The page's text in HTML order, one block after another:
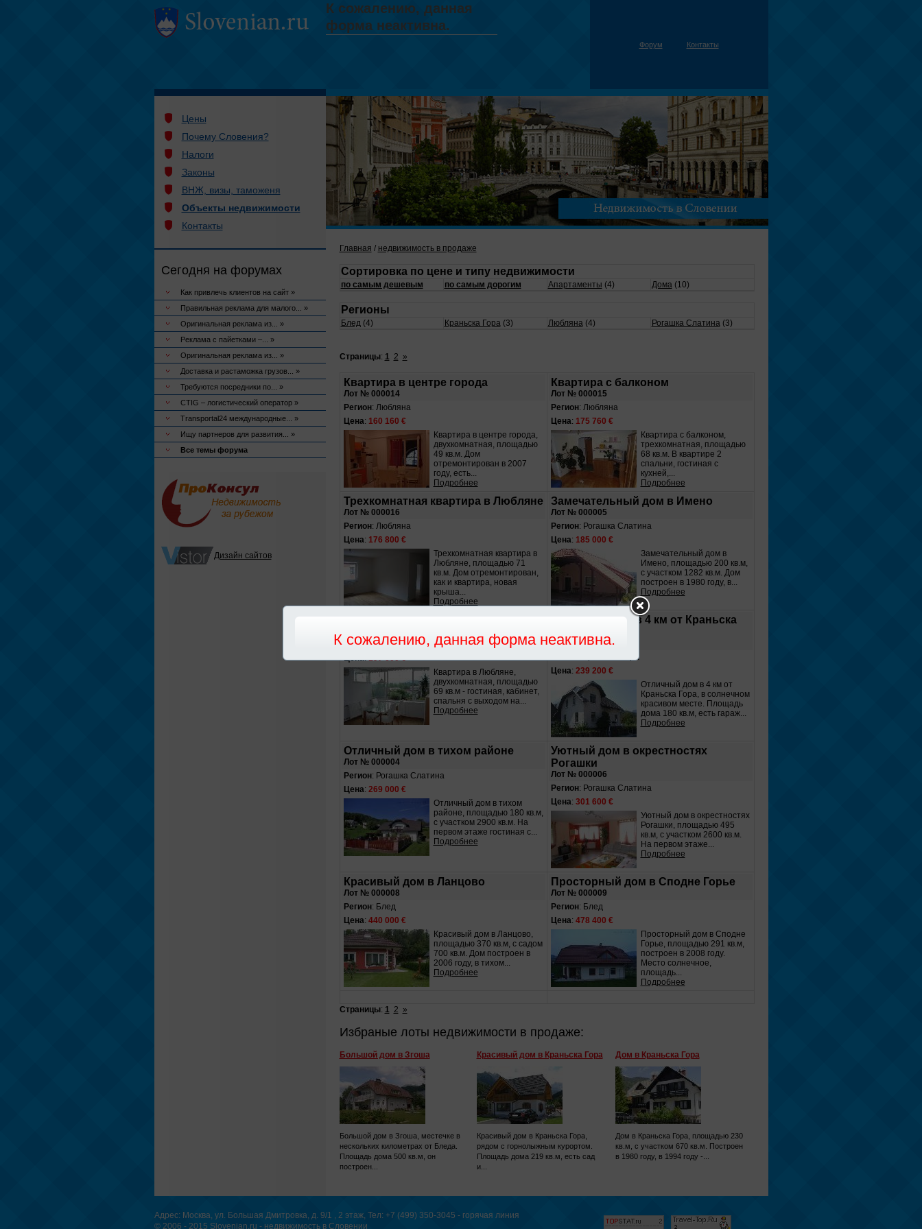
Форум Контакты
Цены
Почему Словения?
Налоги
Законы
ВНЖ, визы, таможеня
Объекты недвижимости
Контакты
Сегодня на форумах
Как привлечь клиентов на сайт »
Правильная реклама для малого... »
Оригинальная реклама из... »
Реклама с пайетками –... »
Оригинальная реклама из... »
Доставка и растаможка грузов... »
Требуются посредники по... »
CTIG – логистический оператор »
Transportal24 международные... »
Ищу партнеров для развития... »
Все темы форума
Дизайн сайтов
Главная / недвижимость в продаже
Сортировка по цене и типу недвижимости
по самым дешевым по самым дорогим Апартаменты (4) Дома(10)
Регионы
Блед(4) Краньска Гора(3) Любляна(4) Рогашка Слатина(3)
Страницы: 1 2 »
Квартира в центре города
Лот № 000014
Регион: Любляна
Цена: 160 160 €
Квартира в центре города,
двухкомнатная, площадью
49 кв.м. Дом
отремонтирован в 2007
году, есть...
Подробнее
Квартира с балконом
Лот № 000015
Регион: Любляна
Цена: 175 760 €
Квартира с балконом,
трехкомнатная, площадью
68 кв.м. В квартире 2
спальни, гостиная с
кухней,...
Подробнее
Трехкомнатная квартира в Любляне
Лот № 000016
Регион: Любляна
Цена: 176 800 €
Трехкомнатная квартира в
Любляне, площадью 71
кв.м. Дом отремонтирован,
как и квартира, новая
крыша...
Подробнее
Замечательный дом в Имено
Лот № 000005
Регион: Рогашка Слатина
Цена: 185 000 €
Замечательный дом в
Имено, площадью 200 кв.м,
с участком 1282 кв.м. Дом
построен в 1980 году, в...
Подробнее
Регион: Любляна
Цена:197 600 €
Квартира в Любляне,
двухкомнатная, площадью
69 кв.м - гостиная, кабинет,
спальня с выходом на...
Подробнее
Отличный дом в 4 км от Краньска
Лот № 000013
: Краньска Гора
Цена: 239 200 €
Отличный дом в 4 км от
Краньска Гора, в солнечном
красивом месте. Площадь
дома 180 кв.м, есть гараж...
Подробнее
Отличный дом в тихом районе
Лот № 000004
Регион: Рогашка Слатина
Цена: 269 000 €
Отличный дом в тихом
районе, площадью 180 кв.м,
с участком 2900 кв.м. На
первом этаже гостиная с...
Подробнее
Уютный дом в окрестностях
Рогашки
Лот № 000006
Регион: Рогашка Слатина
Цена: 301 600 €
Уютный дом в окрестностях
Рогашки, площадью 495
кв.м, с участком 2600 кв.м.
Нa первом этаже...
Подробнее
Красивый дом в Ланцово
Лот № 000008
Регион: Блед
Цена: 440 000 €
Красивый дом в Ланцово,
площадью 370 кв.м, с садом
700 кв.м. Дом построен в
2006 году, в тихом...
Подробнее
Просторный дом в Сподне Горье
Лот № 000009
Регион: Блед
Цена: 478 400 €
Просторный дом в Сподне
Горье, площадью 291 кв.м,
построен в 2008 году.
Место солнечное,
площадь...
Подробнее
Страницы: 1 2 »
Избраные лоты недвижимости в продаже:
Большой дом в Згоша
Большой дом в Згоша, местечке в
нескольких километрах от Бледа.
Площадь дома 500 кв.м, он
построен...
Красивый дом в Краньска Гора
Красивый дом в Краньска Гора,
рядом с горнолыжным курортом.
Площадь дома 219 кв.м, есть сад
и...
Дом в Краньска Гора
Дом в Краньска Гора, площадью 230
кв.м, с участком 670 кв.м. Построен
в 1980 году, в 1994 году -...
Адрес: Москва, ул. Большая Дмитровка, д. 9/1 , 2 этаж, Тел: +7 (499) 350-3045 - горячая линия
© 2006 - 2015 Slovenian.ru - недвижимость в Словении